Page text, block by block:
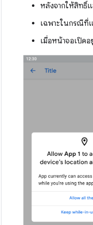
หลังจากให้สิทธิ์
เฉพาะในกรณีที่
เมื่อหน้าจอเปิด